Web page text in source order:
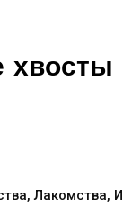
хвосты
,Лакомства,